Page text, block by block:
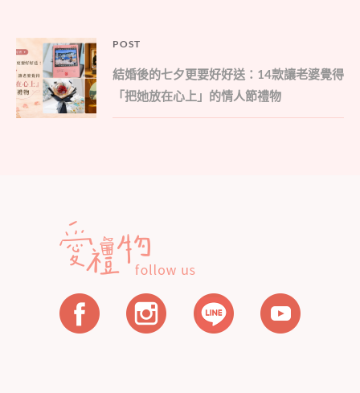
文
章
導
覽
POST
Parent
post:
結婚後的七夕更要好好送：14款讓老婆覺得
「把她放在心上」的情人節禮物